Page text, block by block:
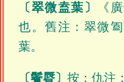
〔翠微盍葉〕
《
也。舊注：翠微
葉。
〔鬢脣〕 按：仇注